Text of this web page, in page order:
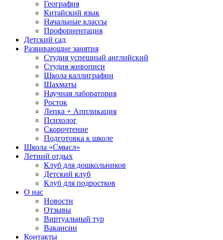
География
Китайский язык
Начальные классы
Профориентация
Детский сад
Развивающие занятия
Студия успешный английский
Студия живописи
Школа каллиграфии
Шахматы
Научная лаборатория
Росток
Лепка + Аппликация
Психолог
Скорочтение
Подготовка к школе
Школа «Смысл»
Летний отдых
Клуб для дошкольников
Детский клуб
Клуб для подростков
О нас
Новости
Отзывы
Виртуальный тур
Вакансии
Контакты